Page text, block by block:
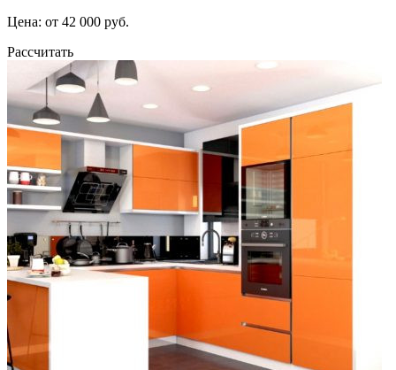
Цена: от 42 000 руб.
Рассчитать